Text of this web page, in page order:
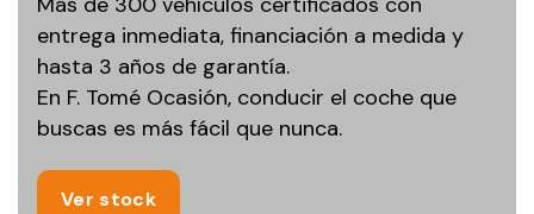
entrega inmediata, financiación a medida y
hasta 3 años de garantía.
En F. Tomé Ocasión, conducir el coche que
buscas es más fácil que nunca.
Ver stock